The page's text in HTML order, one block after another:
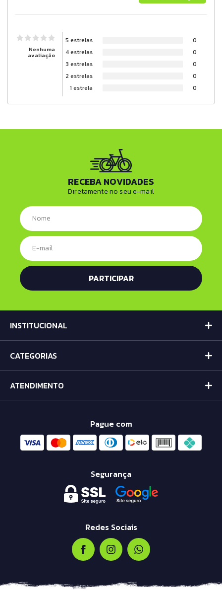
Nenhuma
avaliação
5 estrelas
0
4 estrelas
0
3 estrelas
0
2 estrelas
0
1 estrela
0
RECEBA NOVIDADES
Diretamente no seu e-mail
INSTITUCIONAL
CATEGORIAS
ATENDIMENTO
Pague com
Segurança
Redes Sociais